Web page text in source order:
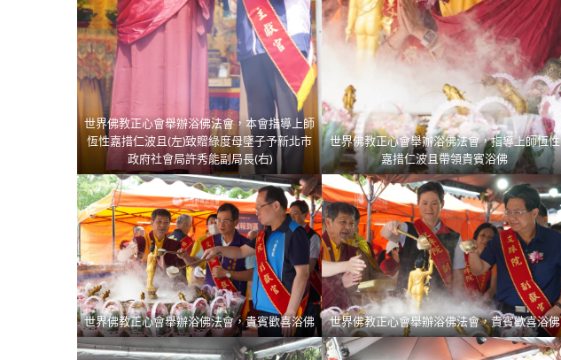
世界佛教正心會舉辦浴佛法會，本會指導上師
恆性嘉措仁波且(左)致贈綠度母墜子予新北市
政府社會局許秀能副局長(右)
世界佛教正心會舉辦浴佛法會，指導上師恆性
嘉措仁波且帶領貴賓浴佛
世界佛教正心會舉辦浴佛法會，貴賓歡喜浴佛 世界佛教正心會舉辦浴佛法會，貴賓歡喜浴佛